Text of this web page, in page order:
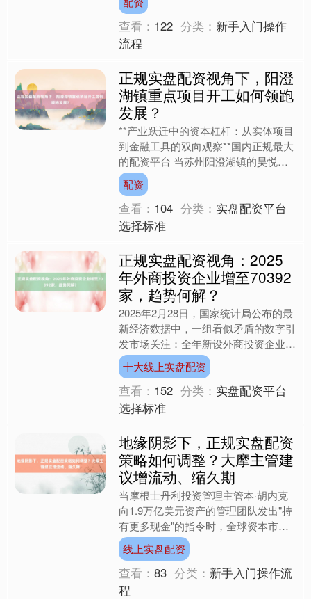
出游花费21.4....
查看： 122 分类： 新手入门操作
流程
正规实盘配资视角下，阳澄
湖镇重点项目开工如何领跑
发展？
**产业跃迁中的资本杠杆：从实体项目
到金融工具的双向观察**国内正规最大
的配资平台 当苏州阳澄湖镇的昊悦得
科技项目现场，工人们正在调试新安装
的数控机床时，上海某....
配资
查看： 104 分类： 实盘配资平台
选择标准
正规实盘配资视角：2025
年外商投资企业增至70392
家，趋势何解？
2025年2月28日，国家统计局公布的最
新经济数据中，一组看似矛盾的数字引
发市场关注：全年新设外商投资企业数
量激增19.1%，但实际使用外资金额却
下降9.5%。....
十大线上实盘配资
查看： 152 分类： 实盘配资平台
选择标准
地缘阴影下，正规实盘配资
策略如何调整？大摩主管建
议增流动、缩久期
当摩根士丹利投资管理主管本·胡内克
向1.9万亿美元资产的管理团队发出"持
有更多现金"的指令时，全球资本市场
正经历着自2020年疫情爆发以来最剧
烈的波动。这位掌舵....
线上实盘配资
查看：83 分类： 新手入门操作流
程